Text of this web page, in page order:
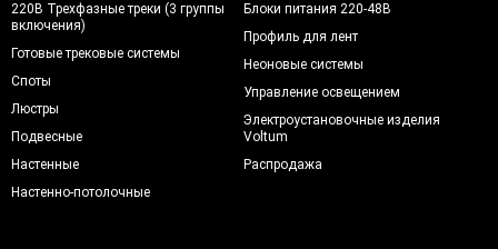
220В Трехфазные треки (3 группы
включения)
Готовые трековые системы
Споты
Люстры
Подвесные
Настенные
Настенно-потолочные
Блоки питания 220-48В
Профиль для лент
Неоновые системы
Управление освещением
Электроустановочные изделия
Voltum
Распродажа